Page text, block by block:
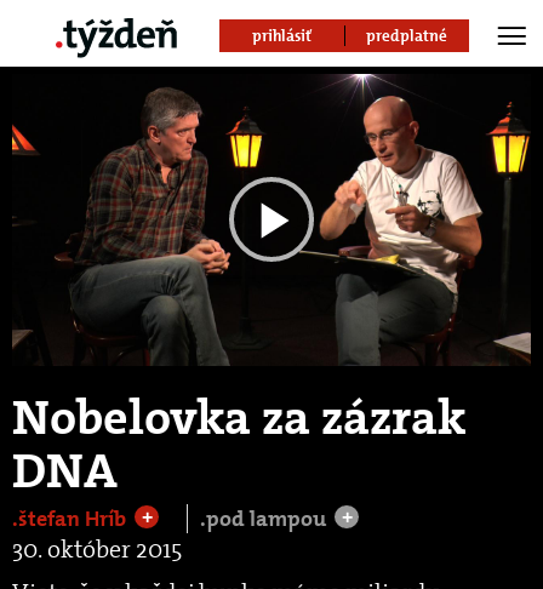
prihlásiť predplatné
Play
Video
Nobelovka za zázrak
DNA
.štefan Hríb + .pod lampou +
30. október 2015